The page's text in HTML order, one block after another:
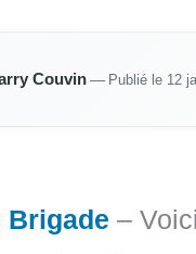
Cou­vin— Publié le 12
Brigade –